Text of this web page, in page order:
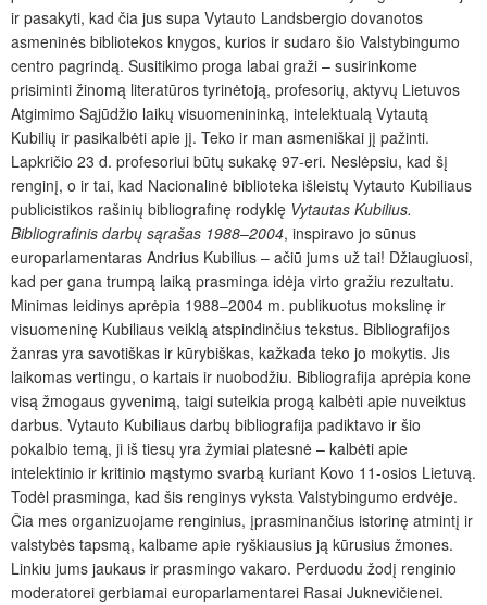
ir pasakyti, kad čia jus supa Vytauto Landsbergio dovanotos
asmeninės bibliotekos knygos, kurios ir sudaro šio Valstybingumo
centro pagrindą. Susitikimo proga labai graži – susirinkome
prisiminti žinomą literatūros tyrinėtoją, profesorių, aktyvų Lietuvos
Atgimimo Sąjūdžio laikų visuomenininką, intelektualą Vytautą
Kubilių ir pasikalbėti apie jį. Teko ir man asmeniškai jį pažinti.
Lapkričio 23 d. profesoriui būtų sukakę 97-eri. Neslėpsiu, kad šį
renginį, o ir tai, kad Nacionalinė biblioteka išleistų Vytauto Kubiliaus
publicistikos rašinių bibliografinę rodyklę Vytautas Kubilius.
Bibliografinis darbų sąrašas 1988–2004, inspiravo jo sūnus
europarlamentaras Andrius Kubilius – ačiū jums už tai! Džiaugiuosi,
kad per gana trumpą laiką prasminga idėja virto gražiu rezultatu.
Minimas leidinys aprėpia 1988–2004 m. publikuotus mokslinę ir
visuomeninę Kubiliaus veiklą atspindinčius tekstus. Bibliografijos
žanras yra savotiškas ir kūrybiškas, kažkada teko jo mokytis. Jis
laikomas vertingu, o kartais ir nuobodžiu. Bibliografija aprėpia kone
visą žmogaus gyvenimą, taigi suteikia progą kalbėti apie nuveiktus
darbus. Vytauto Kubiliaus darbų bibliografija padiktavo ir šio
pokalbio temą, ji iš tiesų yra žymiai platesnė – kalbėti apie
intelektinio ir kritinio mąstymo svarbą kuriant Kovo 11-osios Lietuvą.
Todėl prasminga, kad šis renginys vyksta Valstybingumo erdvėje.
Čia mes organizuojame renginius, įprasminančius istorinę atmintį ir
valstybės tapsmą, kalbame apie ryškiausius ją kūrusius žmones.
Linkiu jums jaukaus ir prasmingo vakaro. Perduodu žodį renginio
moderatorei gerbiamai europarlamentarei Rasai Juknevičienei.